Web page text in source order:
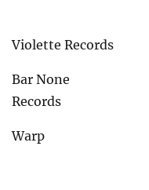
Violette Records
Bar None
Records
Warp